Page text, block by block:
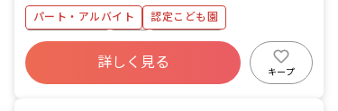
中の静かな場所にありますが大きな通り
に面しており、車通勤もしやすいです。
・園から徒歩5分圏内にコンビニもあ
り、お散歩コースも充実！利便性と保育
環境、ともに恵まれています。
パート・アルバイト
認定こども園
英語が使える
有給
残業少なめ
未経験歓迎
詳しく見る
キープ